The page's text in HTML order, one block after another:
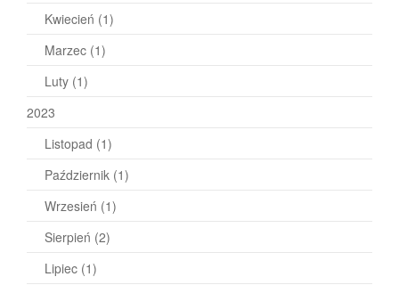
Kwiecień (1)
Marzec (1)
Luty (1)
2023
Listopad (1)
Październik (1)
Wrzesień (1)
Sierpień (2)
Lipiec (1)